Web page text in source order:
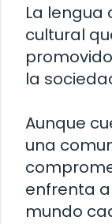
La lengua
cultural
la
Aunque
una
enfrenta
mundo